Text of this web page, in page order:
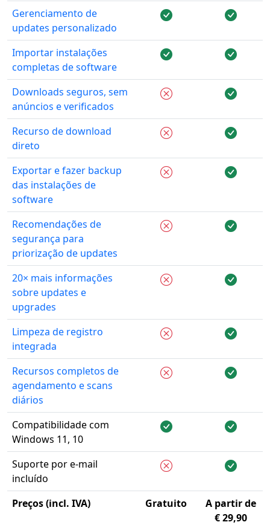
Gerenciamento de
updates personalizado
Importar instalações
completas de software
Downloads seguros, sem
anúncios e verificados
Recurso de download
direto
Exportar e fazer backup
das instalações de
software
Recomendações de
segurança para
priorização de updates
20× mais informações
sobre updates e
upgrades
Limpeza de registro
integrada
Recursos completos de
agendamento e scans
diários
Compatibilidade com
Windows 11, 10
Suporte por e-mail
incluído
Preços (incl. IVA)
Gratuito
A partir de
€ 29,90